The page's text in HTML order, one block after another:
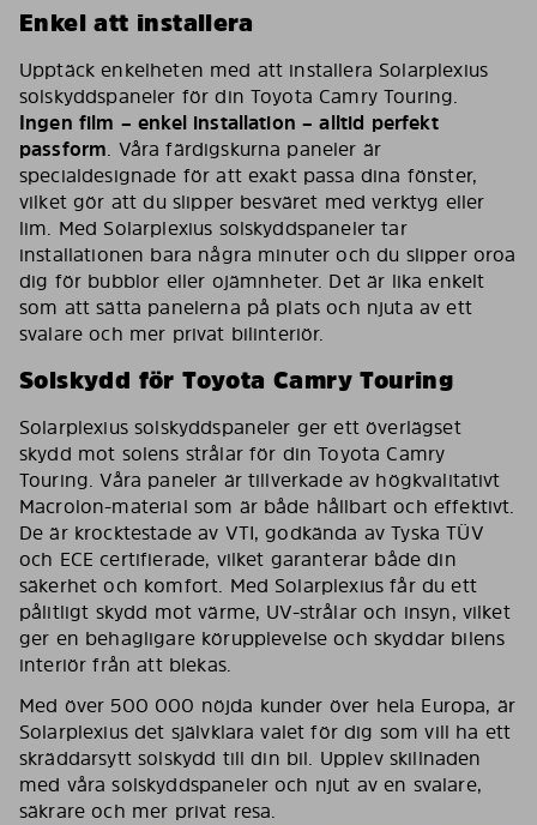
Enkel att installera
Upptäck enkelheten med att installera Solarplexius
solskyddspaneler för din Toyota Camry Touring.
Ingen film – enkel installation – alltid perfekt
passform. Våra färdigskurna paneler är
specialdesignade för att exakt passa dina fönster,
vilket gör att du slipper besväret med verktyg eller
lim. Med Solarplexius solskyddspaneler tar
installationen bara några minuter och du slipper oroa
dig för bubblor eller ojämnheter. Det är lika enkelt
som att sätta panelerna på plats och njuta av ett
svalare och mer privat bilinteriör.
Solskydd för Toyota Camry Touring
Solarplexius solskyddspaneler ger ett överlägset
skydd mot solens strålar för din Toyota Camry
Touring. Våra paneler är tillverkade av högkvalitativt
Macrolon-material som är både hållbart och effektivt.
De är krocktestade av VTI, godkända av Tyska TÜV
och ECE certifierade, vilket garanterar både din
säkerhet och komfort. Med Solarplexius får du ett
pålitligt skydd mot värme, UV-strålar och insyn, vilket
ger en behagligare körupplevelse och skyddar bilens
interiör från att blekas.
Med över 500 000 nöjda kunder över hela Europa, är
Solarplexius det självklara valet för dig som vill ha ett
skräddarsytt solskydd till din bil. Upplev skillnaden
med våra solskyddspaneler och njut av en svalare,
säkrare och mer privat resa.